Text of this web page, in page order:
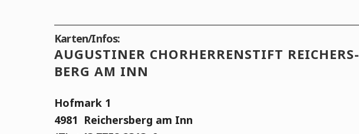
Karten/Infos:
AUGUS­TI­NER CHOR­HER­REN­STIFT REI­CHERS­
BERG AM INN
Hof­mark 1
4981 Rei­chers­berg am Inn